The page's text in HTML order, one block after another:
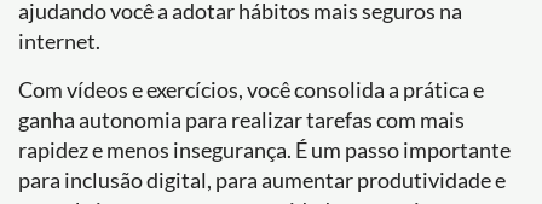
ajudando você a adotar hábitos mais seguros na
internet.
Com vídeos e exercícios, você consolida a prática e
ganha autonomia para realizar tarefas com mais
rapidez e menos insegurança. É um passo importante
para inclusão digital, para aumentar produtividade e